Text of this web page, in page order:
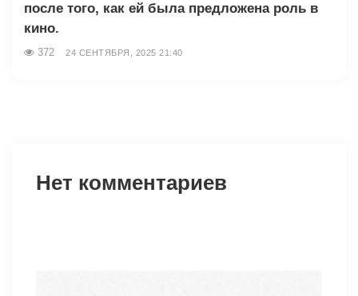
после того, как ей была предложена роль в
кино.
372 24 СЕНТЯБРЯ, 2025 21:40
Нет комментариев